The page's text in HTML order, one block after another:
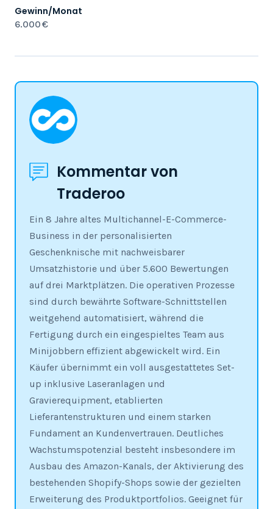
Gewinn/Monat
6.000 €
Kommentar von
Traderoo
Ein 8 Jahre altes Multichannel-E-Commerce-
Business in der personalisierten
Geschenknische mit nachweisbarer
Umsatzhistorie und über 5.600 Bewertungen
auf drei Marktplätzen. Die operativen Prozesse
sind durch bewährte Software-Schnittstellen
weitgehend automatisiert, während die
Fertigung durch ein eingespieltes Team aus
Minijobbern effizient abgewickelt wird. Ein
Käufer übernimmt ein voll ausgestattetes Set-
up inklusive Laseranlagen und
Gravierequipment, etablierten
Lieferantenstrukturen und einem starken
Fundament an Kundenvertrauen. Deutliches
Wachstumspotenzial besteht insbesondere im
Ausbau des Amazon-Kanals, der Aktivierung des
bestehenden Shopify-Shops sowie der gezielten
Erweiterung des Produktportfolios. Geeignet für